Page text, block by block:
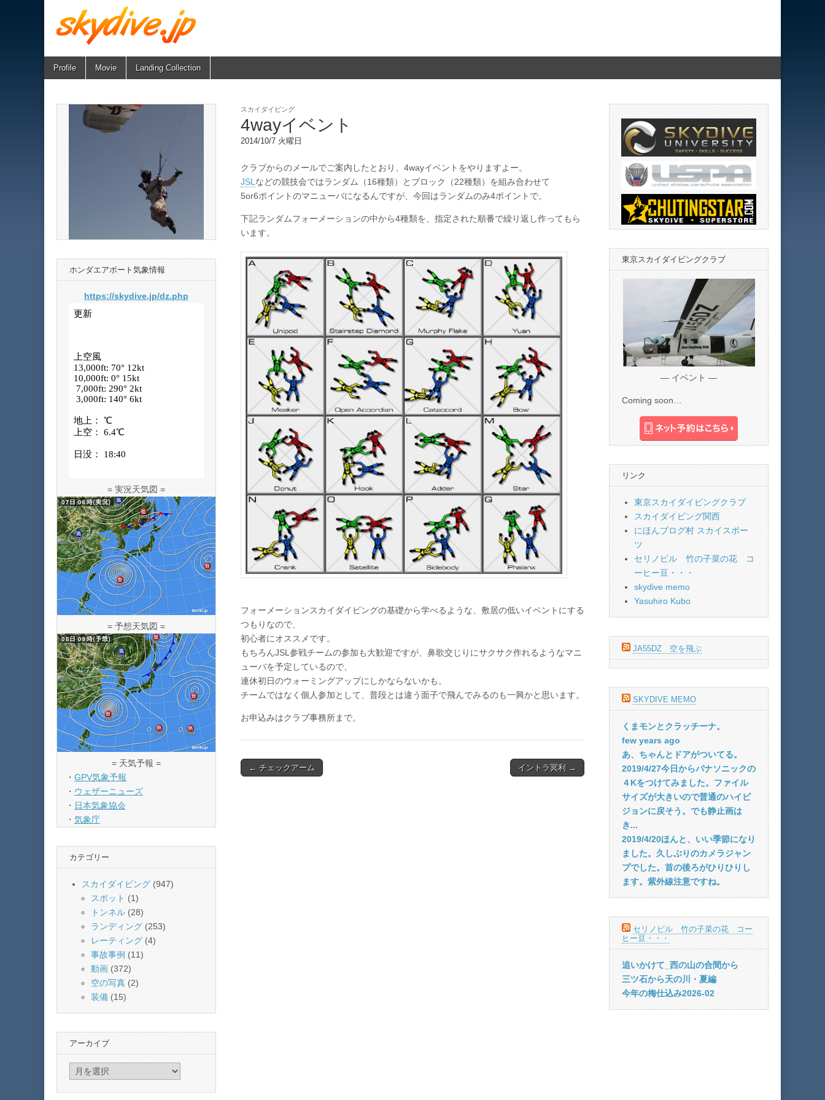
skydive.jp
Main
menu
Skip
Profile Movie Landing Collection
スカイダイビング
4wayイベント
2014/10/7 火曜日
クラブからのメールでご案内したとおり、4wayイベントをやりますよー。
JSL などの競技会ではランダム（16種類）とブロック（22種類）を組み合わせて
5or6ポイントのマニューバになるんですが、今回はランダムのみ4ポイントで。
下記ランダムフォーメーションの中から4種類を、指定された順番で繰り返し作ってもら
います。
フォーメーションスカイダイビングの基礎から学べるような、敷居の低いイベントにする
つもりなので、
初心者にオススメです。
もちろんJSL参戦チームの参加も大歓迎ですが、鼻歌交じりにサクサク作れるようなマニ
ューバを予定しているので、
連休初日のウォーミングアップにしかならないかも。
チームではなく個人参加として、普段とは違う面子で飛んでみるのも一興かと思います。
お申込みはクラブ事務所まで。
Post
← チェックアーム イントラ冥利 →
ホンダエアポート気象情報
https://skydive.jp/dz.php
= 実況天気図 =
= 予想天気図 =
= 天気予報 =
・ GPV気象予報
・ ウェザーニューズ
・ 日本気象協会
・ 気象庁
カテゴリー
スカイダイビング (947)
スポット (1)
トンネル (28)
ランディング(253)
レーティング(4)
事故事例 (11)
動画 (372)
空の写真 (2)
装備 (15)
アーカイブ
東京スカイダイビングクラブ
— イベント —
Coming soon…
リンク
東京スカイダイビングクラブ
スカイダイビング関西
にほんブログ村 スカイスポー
ツ
セリノビル 竹の子菜の花 コ
ーヒー豆・・・
skydive memo
Yasuhiro Kubo
JA55DZ 空を飛ぶ
SKYDIVE MEMO
くまモンとクラッチーナ。
few years ago
あ、ちゃんとドアがついてる。
2019/4/27今日からパナソニックの
４Kをつけてみました。ファイル
サイズが大きいので普通のハイビ
ジョンに戻そう。でも静止画は
き...
2019/4/20ほんと、いい季節になり
ました。久しぶりのカメラジャン
プでした。首の後ろがひりひりし
ます。紫外線注意ですね。
セリノビル 竹の子菜の花 コー
ヒー豆・・・
追いかけて_西の山の合間から
三ツ石から天の川・夏編
今年の梅仕込み2026-02